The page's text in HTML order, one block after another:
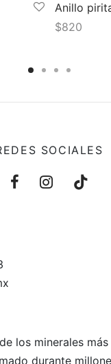
Anillo
$820
SOCIALES
los minerales
durante